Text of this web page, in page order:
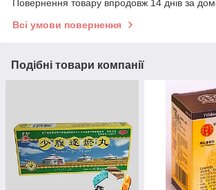
Повернення товару впродовж 14 днів за
Всі умови повернення
Подібні товари компанії